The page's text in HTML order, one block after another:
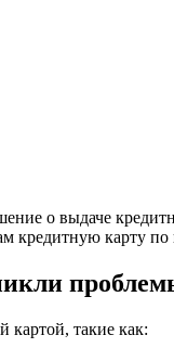
о выдаче
кредитную карту по
картой, такие как: